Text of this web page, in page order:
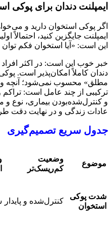
ایمپلنت دندان برای پوکی
اگر پوکی استخوان دارید و
ایمپلنت جایگزین کنید، احتمالاً
این است: «آیا استخوان فکم توان
خبر خوب این است: در اکثر افراد
دندان کاملاً امکان‌پذیر است.
مطلق» محسوب نمی‌شود؛ آنچه
ترکیبی از چند عامل است:
و کنترل‌شده‌بودن بیماری، نوع
عادات زندگی و در نهایت دقت
جدول سریع تصمیم‌گیری
موضوع
وضعیت
کم‌ریسک‌تر
شدت پوکی
استخوان
کنترل‌شده و پایدار